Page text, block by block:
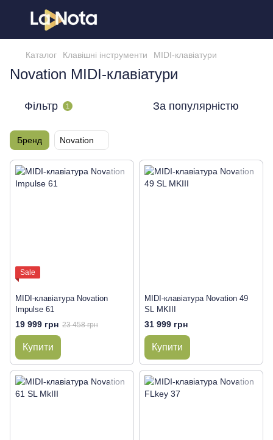
Каталог Клавішні інструменти MIDI-клавіатури
Novation MIDI-клавіатури
Фільтр 1 За популярністю
Бренд Novation
Sale
MIDI-клавіатура Novation
Impulse 61
19 999 грн 23 458 грн
Купити
MIDI-клавіатура Novation 49
SL MKIII
31 999 грн
Купити